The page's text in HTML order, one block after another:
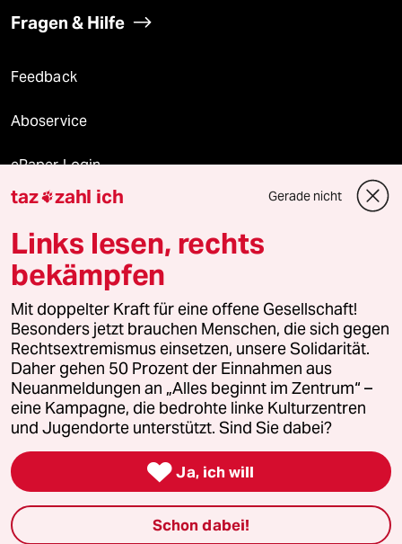
Fragen & Hilfe
Feedback
Aboservice
ePaper Login
Downloads für Abonnierende
© 2026 taz Verlags und Vertriebs GmbH
Alle Rechte vorbehalten. Bei rechtlichen Fragen oder für Genehmigungen
wenden Sie sich bitte an lizenzen@taz.de
Feedback Redaktionsstatut Kommune-Richtlinien
Leitlinie Informant Datenschutz Impressum AGB
Seitenwende Einwilligungen widerrufen (Ads)
taz zahl ich Gerade nicht
Links lesen, rechts
bekämpfen
Mit doppelter Kraft für eine offene Gesellschaft!
Besonders jetzt brauchen Menschen, die sich gegen
Rechtsextremismus einsetzen, unsere Solidarität.
Daher gehen 50 Prozent der Einnahmen aus
Neuanmeldungen an „Alles beginnt im Zentrum“ –
eine Kampagne, die bedrohte linke Kulturzentren
und Jugendorte unterstützt. Sind Sie dabei?
 Ja, ich will
Schon dabei!